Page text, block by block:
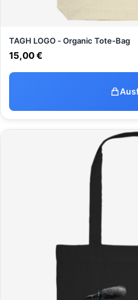
TAGH LOGO - Organic Tote-Bag
15,00€